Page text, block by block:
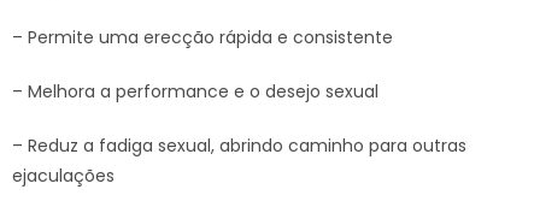
– Permite uma erecção rápida e consistente
– Melhora a performance e o desejo sexual
– Reduz a fadiga sexual, abrindo caminho para outras
ejaculações